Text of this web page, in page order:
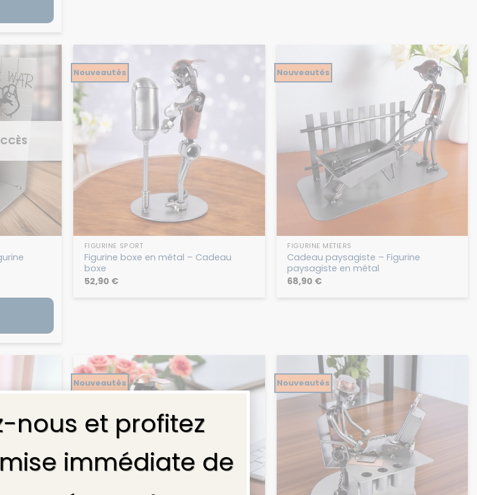
nous et profitez
immédiate de
Nouveautés
FIGURINE SPORT
Figurine boxe en métal – Cadeau
boxe
52,90 €
Nouveautés
FIGURINE MÉTIERS
Cadeau paysagiste – Figurine
paysagiste en métal
68,90 €
Nouveautés Nouveautés